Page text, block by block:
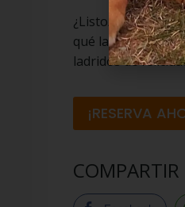
¿Listo/a para vivir
qué la Costa
ladridos de
¡RESERVA
COMPARTIR